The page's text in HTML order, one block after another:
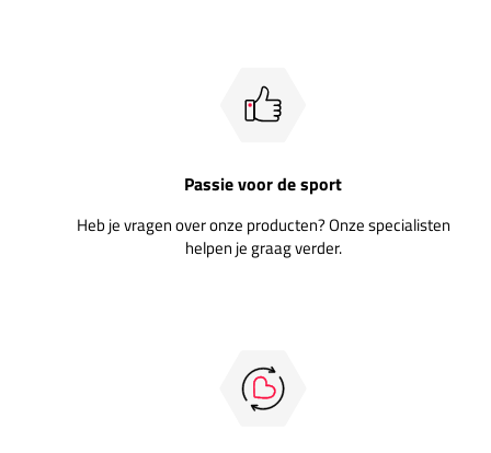
Passie voor de sport
Heb je vragen over onze producten? Onze specialisten
helpen je graag verder.